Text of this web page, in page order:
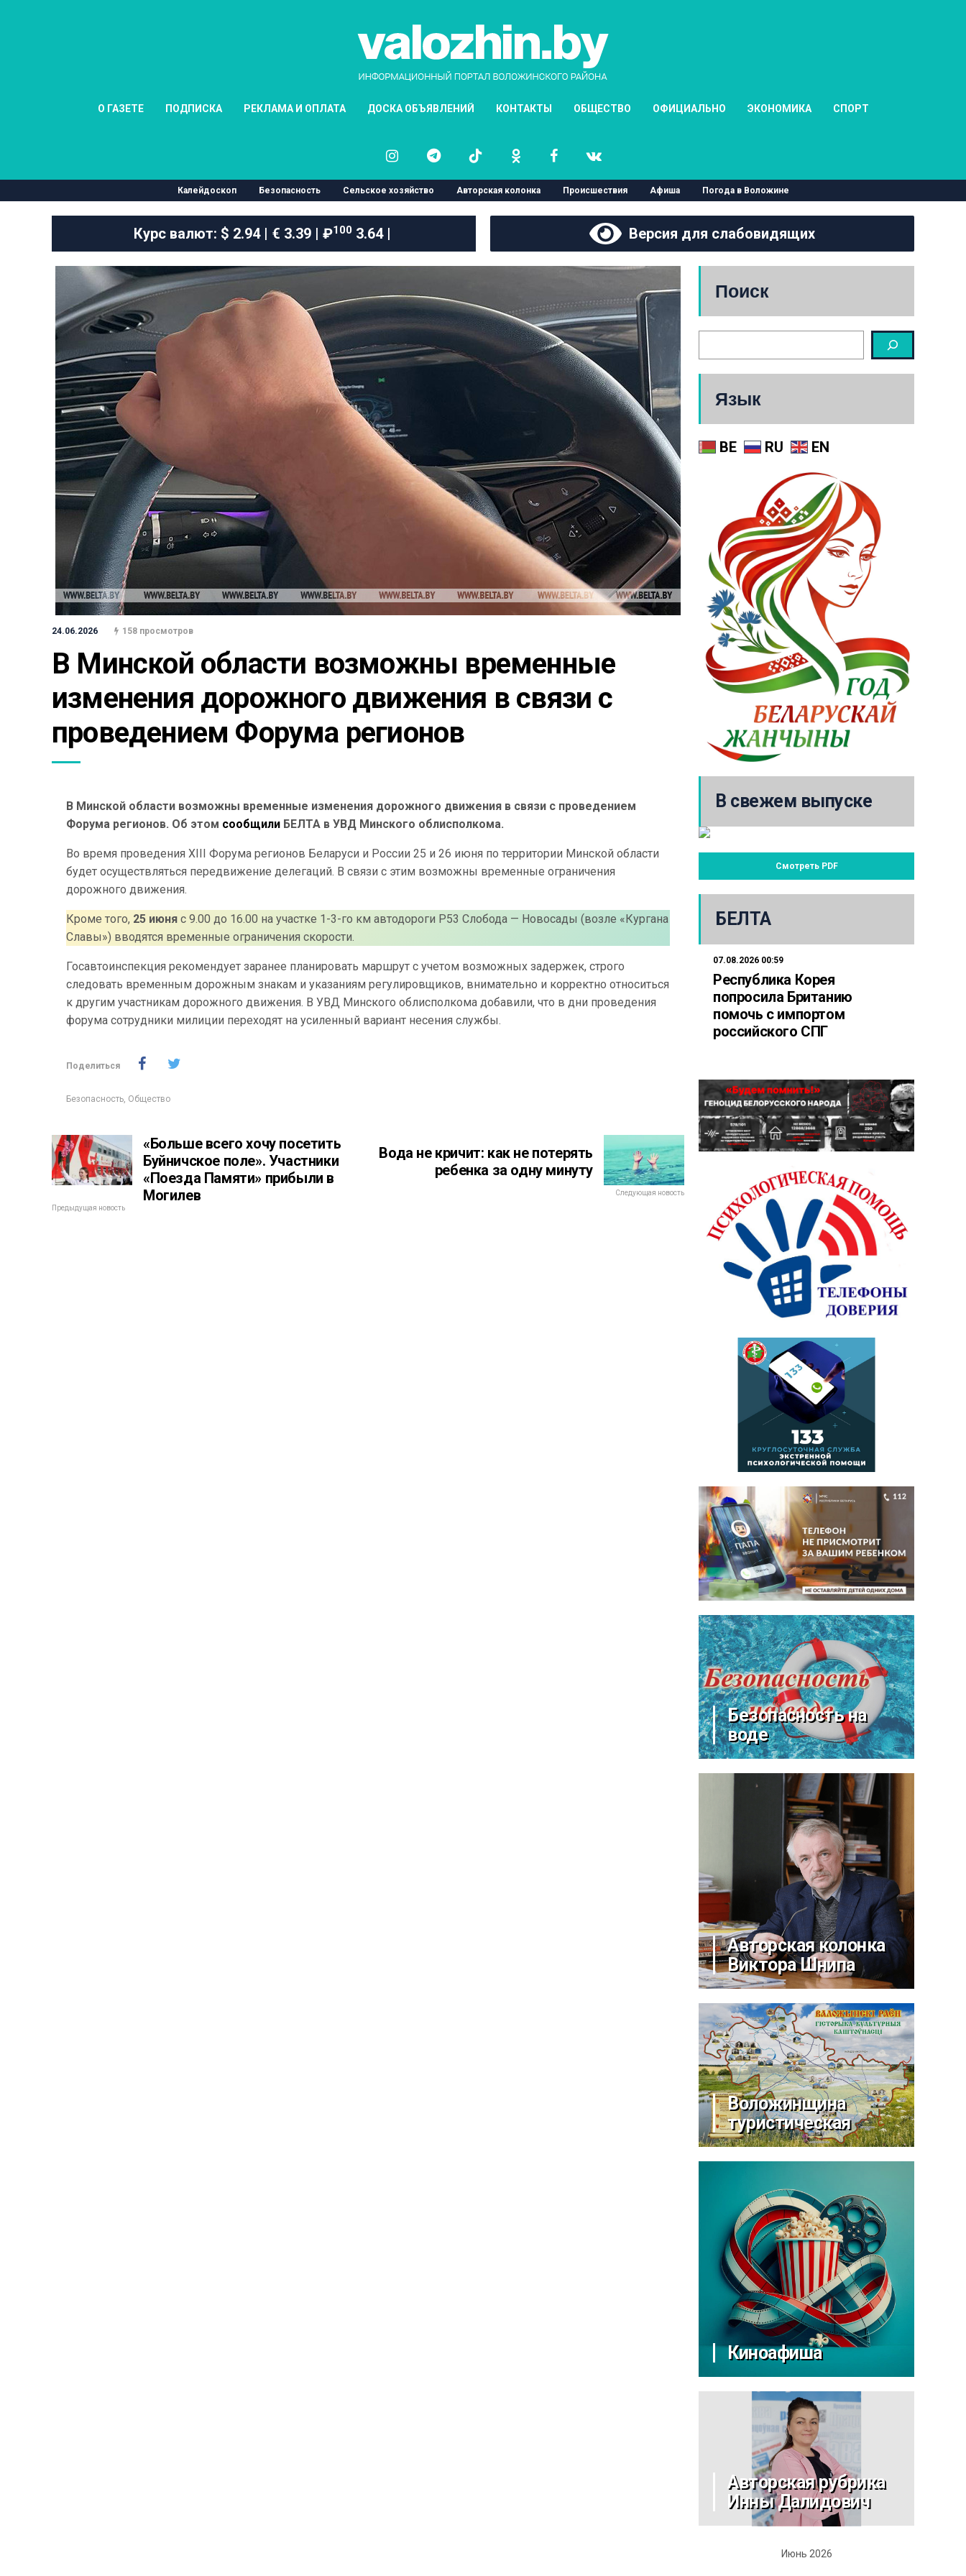
О ГАЗЕТЕ ПОДПИСКА РЕКЛАМА И ОПЛАТА ДОСКА ОБЪЯВЛЕНИЙ КОНТАКТЫ ОБЩЕСТВО ОФИЦИАЛЬНО ЭКОНОМИКА СПОРТ
Калейдоскоп Безопасность Сельское хозяйство Авторская колонка Происшествия Афиша Погода в Воложине
Курс валют: $ 2.94 | € 3.39 | ₽1003.64 | Версия для слабовидящих
24.06.2026 158 просмотров
В Минской области возможны временные
изменения дорожного движения в связи с
проведением Форума регионов
В Минской области возможны временные изменения дорожного движения в связи с проведением
Форума регионов. Об этом сообщили БЕЛТА в УВД Минского облисполкома.
Во время проведения XIII Форума регионов Беларуси и России 25 и 26 июня по территории Минской области
будет осуществляться передвижение делегаций. В связи с этим возможны временные ограничения
дорожного движения.
Кроме того, 25 июня с 9.00 до 16.00 на участке 1-3-го км автодороги Р53 Слобода — Новосады (возле «Кургана
Славы») вводятся временные ограничения скорости.
Госавтоинспекция рекомендует заранее планировать маршрут с учетом возможных задержек, строго
следовать временным дорожным знакам и указаниям регулировщиков, внимательно и корректно относиться
к другим участникам дорожного движения. В УВД Минского облисполкома добавили, что в дни проведения
форума сотрудники милиции переходят на усиленный вариант несения службы.
Поделиться
Безопасность, Общество
«Больше всего хочу посетить
Буйничское поле». Участники
«Поезда Памяти» прибыли в
Могилев
Предыдущая новость
Вода не кричит: как не потерять
ребенка за одну минуту
Следующая новость
Поиск
Язык
BE RU EN
В свежем выпуске
Смотреть PDF
БЕЛТА
07.08.2026 00:59
Республика Корея
попросила Британию
помочь с импортом
российского СПГ
Безопасность на
воде
Авторская колонка
Виктора Шнипа
Воложинщина
туристическая
Киноафиша
Авторская рубрика
Инны Далидович
Июнь 2026